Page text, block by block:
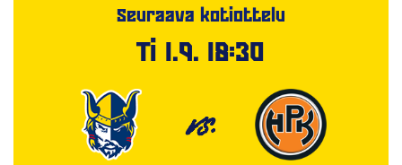
Seuraava kotiottelu
Ti 1.9. 18:30
VS.